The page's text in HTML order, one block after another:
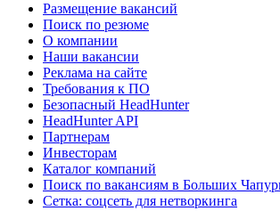
Размещение вакансий
Поиск по резюме
О компании
Наши вакансии
Реклама на сайте
Требования к ПО
Безопасный HeadHunter
HeadHunter API
Партнерам
Инвесторам
Каталог компаний
Поиск по вакансиям в Больших
Сетка: соцсеть для нетворкинга